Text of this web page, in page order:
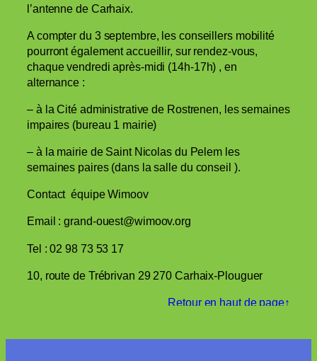
l’antenne de Carhaix.
A compter du 3 septembre, les conseillers mobilité
pourront également accueillir, sur rendez-vous,
chaque vendredi après-midi (14h-17h) , en
alternance :
– à la Cité administrative de Rostrenen, les semaines
impaires (bureau 1 mairie)
– à la mairie de Saint Nicolas du Pelem les
semaines paires (dans la salle du conseil ).
Contact équipe Wimoov
Email : grand-ouest@wimoov.org
Tel : 02 98 73 53 17
10, route de Trébrivan 29 270 Carhaix-Plouguer
Retour en haut de page↑